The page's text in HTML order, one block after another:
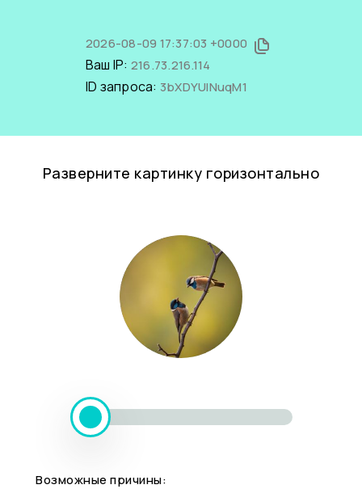
2026-08-09 17:37:03 +0000
Ваш IP: 216.73.216.114
ID запроса: 3bXDYUINuqM1
Разверните картинку горизонтально
Возможные причины: